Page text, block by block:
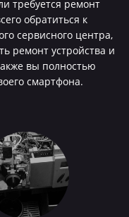
требуется ремонт
обратиться к
сервисного центра,
ремонт устройства и
вы полностью
смартфона.